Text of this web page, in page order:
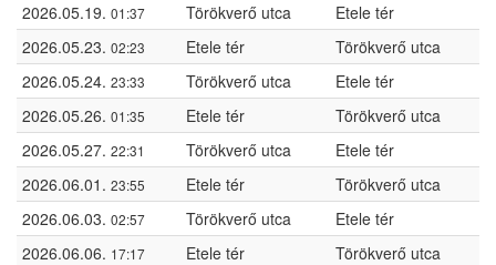
2026.05.19. 01:37 Törökverő utca
Etele tér
2026.05.23. 02:23 Etele tér
Törökverő utca
2026.05.24. 23:33 Törökverő utca
Etele tér
2026.05.26. 01:35 Etele tér
Törökverő utca
2026.05.27. 22:31 Törökverő utca
Etele tér
2026.06.01. 23:55 Etele tér
Törökverő utca
2026.06.03. 02:57 Törökverő utca
Etele tér
2026.06.06. 17:17 Etele tér
Törökverő utca